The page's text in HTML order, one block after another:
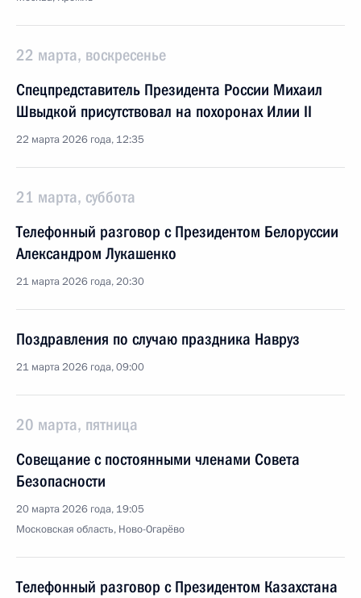
22 марта, воскресенье
Спецпредставитель Президента России Михаил
Швыдкой присутствовал на похоронах Илии II
22 марта 2026 года, 12:35
21 марта, суббота
Телефонный разговор с Президентом Белоруссии
Александром Лукашенко
21 марта 2026 года, 20:30
Поздравления по случаю праздника Навруз
21 марта 2026 года, 09:00
20 марта, пятница
Совещание с постоянными членами Совета
Безопасности
20 марта 2026 года, 19:05
Московская область, Ново-Огарёво
Телефонный разговор с Президентом Казахстана